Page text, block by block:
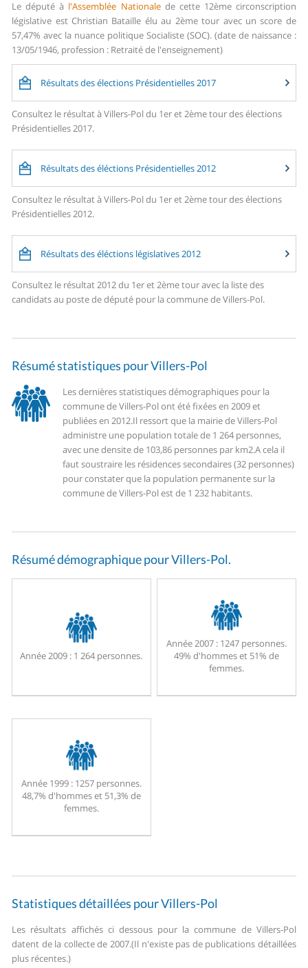
Le député à l'Assemblée Nationalede cette 12ème circonscription
législative est Christian Bataille élu au 2ème tour avec un score de
57,47% avec la nuance politique Socialiste (SOC). (date de naissance :
13/05/1946, profession : Retraité de l'enseignement)
Résultats des élections Présidentielles 2017
Consultez le résultat à Villers-Pol du 1er et 2ème tour des élections
Présidentielles 2017.
Résultats des éléctions Présidentielles 2012
Consultez le résultat à Villers-Pol du 1er et 2ème tour des élections
Présidentielles 2012.
Résultats des éléctions législatives 2012
Consultez le résultat 2012 du 1er et 2ème tour avec la liste des
candidats au poste de député pour la commune de Villers-Pol.
Résumé statistiques pour Villers-Pol
Les dernières statistiques démographiques pour la
commune de Villers-Pol ont été fixées en 2009 et
publiées en 2012.Il ressort que la mairie de Villers-Pol
administre une population totale de 1 264 personnes,
avec une densite de 103,86 personnes par km2.A cela il
faut soustraire les résidences secondaires (32 personnes)
pour constater que la population permanente sur la
commune de Villers-Pol est de 1 232 habitants.
Résumé démographique pour Villers-Pol.
Année 2009 : 1 264 personnes.
Année 2007 :1247 personnes.
49% d'hommes et 51% de
femmes.
Année 1999 :1257 personnes.
48,7% d'hommes et 51,3% de
femmes.
Statistiques détaillées pour Villers-Pol
Les résultats affichés ci dessous pour la commune de Villers-Pol
datent de la collecte de 2007.(Il n'existe pas de publications détaillées
plus récentes.)